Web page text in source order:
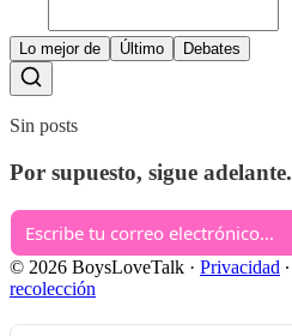
Lo mejor de Último Debates
Sin posts
Por supuesto, sigue adelante.
© 2026 BoysLoveTalk · Privacidad ∙
recolección